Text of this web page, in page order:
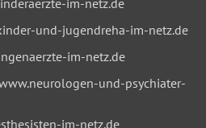
im-netz.de
und-jugendreha-im-netz.de
im-netz.de
und-psychiater-
im-netz.de